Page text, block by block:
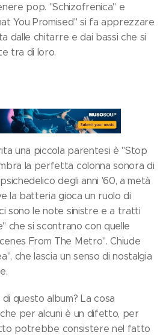
pop. "Schizofrenica" e
You Promised" si fa apprezzare
dalle chitarre e dai bassi che si
tra di loro.
una piccola parentesi è "Stop
la perfetta colonna sonora di
degli anni '60, a metà
la batteria gioca un ruolo di
sono le note sinistre e a tratti
che si scontrano con quelle
From The Metro". Chiude
che lascia un senso di nostalgia
questo album? La cosa
per alcuni è un difetto, per
potrebbe consistere nel fatto